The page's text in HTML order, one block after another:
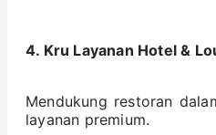
4. Kru Layanan Hotel &
Mendukung restoran
layanan premium.